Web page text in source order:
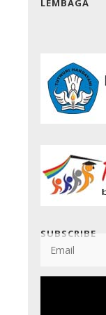
LEMBAGA
SUBSCRIBE